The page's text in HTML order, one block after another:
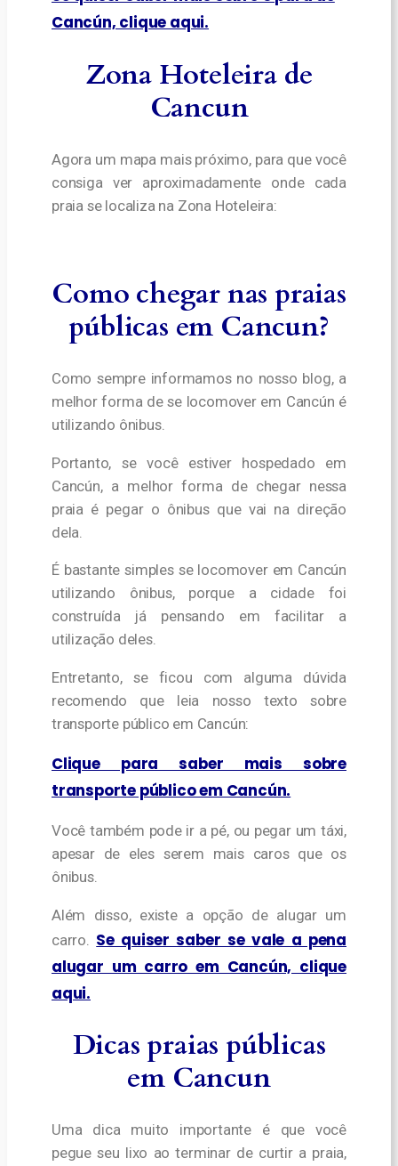
Cancún, clique aqui.
Zona Hoteleira de
Cancun
Agora um mapa mais próximo, para que você
consiga ver aproximadamente onde cada
praia se localiza na Zona Hoteleira:
Como chegarnas praias
públicas em Cancun?
Como sempre informamos no nosso blog, a
melhor forma de se locomover em Cancún é
utilizando ônibus.
Portanto, se você estiver hospedado em
Cancún, a melhor forma de chegar nessa
praia é pegar o ônibus que vai na direção
dela.
É bastante simples se locomover em Cancún
utilizando ônibus, porque a cidade foi
construída já pensando em facilitar a
utilização deles.
Entretanto, se ficou com alguma dúvida
recomendo que leia nosso texto sobre
transporte público em Cancún:
Clique para saber mais sobre
transporte público em Cancún.
Você também pode ir a pé, ou pegar um táxi,
apesar de eles serem mais caros que os
ônibus.
Além disso, existe a opção de alugar um
carro. Se quiser saber se vale a pena
alugar um carro em Cancún, clique
aqui.
Dicas praias públicas
em Cancun
Uma dica muito importante é que você
pegue seu lixo ao terminar de curtir a praia,